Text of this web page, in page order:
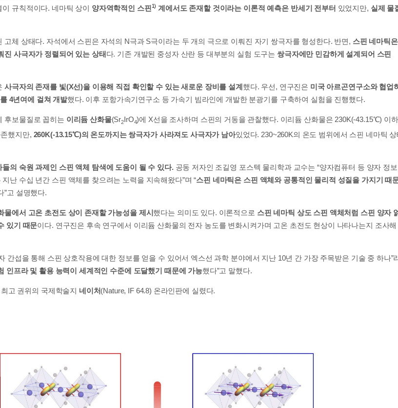
규칙적이다. 네마틱 상이 양자역학적인 스핀 1) 계에서도 존재할 것이라는 이론적 예측은 반세기 전부터 있었지만, 실제 물
고체 상태다. 자석에서 스핀은 자석의 N극과 S극이라는 두 개의 극으로 이뤄진 자기 쌍극자를 형성한다. 반면, 스핀 네마틱은
진 사극자가 정렬되어 있는 상태 다. 기존 개발된 중성자 산란 등 대부분의 실험 도구는 쌍극자에만 민감하게 설계되어 스핀
사극자의 존재를 빛(X선)을 이용해 직접 확인할 수 있는 새로운 장비를 설계 했다. 우선, 연구진은 미국 아르곤연구소와 협업
4년여에 걸쳐 개발했다. 이후 포항가속기연구소 등 가속기 빔라인에 개발한 분광기를 구축하여 실험을 진행했다.
후보물질로 꼽히는 이리듐 산화물(Sr2IrO4)에 X선을 조사하며 스핀의 거동을 관찰했다. 이리듐 산화물은 230K(-43.15℃) 이
했지만, 260K(-13.15℃)의 온도까지는 쌍극자가 사라져도 사극자가 남아있었다. 230~260K의 온도 범위에서 스핀 네마틱
들의 숙원 과제인 스핀 액체 탐색에 도움이 될 수 있다.공동 저자인 조길영 포스텍 물리학과 교수는 “양자컴퓨터 등 양자 정보
난 수십 년간 스핀 액체를 찾으려는 노력을 지속해왔다”며 “스핀 네마틱은 스핀 액체와 공통적인 물리적 성질을 가지기 때
”고 설명했다.
물에서 고온 초전도 상이 존재할 가능성을 제시했다는 의미도 있다. 이론적으로 스핀 네마틱 상도 스핀 액체처럼 스핀 양자
있기 때문이다. 연구진은 후속 연구에서 이리듐 산화물의 전자 농도를 변화시켜가며 고온 초전도 현상이 나타나는지 조사해
간섭을 통해 스핀 상호작용에 대한 정보를 얻을 수 있어서 엑스선 과학 분야에서 지난 10년 간 가장 주목받은 기술 중 하나”
인프라 및 활용 능력이 세계적인 수준에 도달했기 때문에 가능했다”고 말했다.
고 권위의 국제학술지 네이처(Nature, IF 64.8) 온라인판에 실렸다.